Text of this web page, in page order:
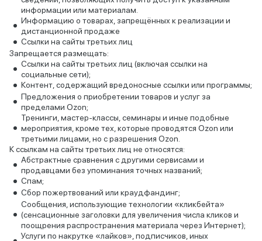
информации или материалам.
Информацию о товарах, запрещённых к реализации и
дистанционной продаже
Ссылки на сайты третьих лиц
Запрещается размещать:
Ссылки на сайты третьих лиц (включая ссылки на
социальные сети);
Контент, содержащий вредоносные ссылки или программы;
Предложения о приобретении товаров и услуг за
пределами Ozon;
Тренинги, мастер-классы, семинары и иные подобные
мероприятия, кроме тех, которые проводятся Ozon или
третьими лицами, но с разрешения Ozon.
К ссылкам на сайты третьих лиц не относятся:
Абстрактные сравнения с другими сервисами и
продавцами без упоминания точных названий;
Спам;
Сбор пожертвований или краудфандинг;
Сообщения, использующие технологии «кликбейта»
(сенсационные заголовки для увеличения числа кликов и
поощрения распространения материала через Интернет);
Услуги по накрутке «лайков», подписчиков, иных